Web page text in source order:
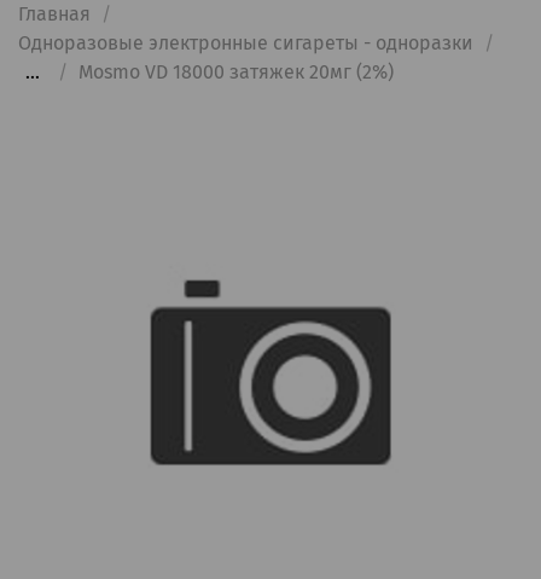
Главная
Одноразовые электронные сигареты - одноразки
...
Mosmo VD 18000 затяжек 20мг (2%)